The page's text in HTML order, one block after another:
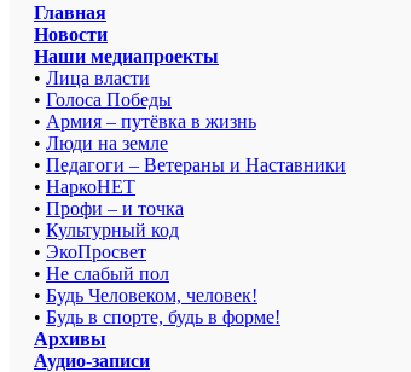
Главная
Новости
Наши медиапроекты
• Лица власти
• Голоса Победы
• Армия – путёвка в жизнь
• Люди на земле
• Педагоги – Ветераны и Наставники
• НаркоНЕТ
• Профи – и точка
• Культурный код
• ЭкоПросвет
• Не слабый пол
• Будь Человеком, человек!
• Будь в спорте, будь в форме!
Архивы
Аудио-записи